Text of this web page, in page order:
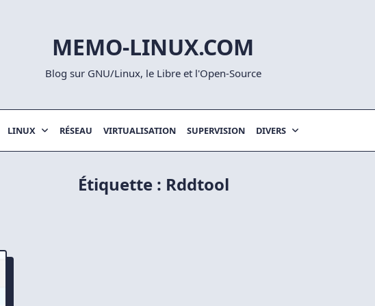
MEMO-LINUX.COM
Blog sur GNU/Linux, le Libre et l'Open-Source
LINUX RÉSEAU VIRTUALISATION SUPERVISION DIVERS
Étiquette : Rddtool